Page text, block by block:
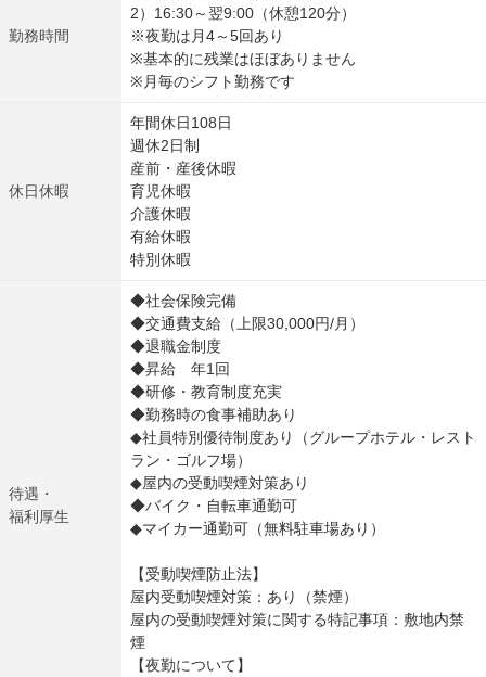
勤務時間
2）16:30～翌9:00（休憩120分）
※夜勤は月4～5回あり
※基本的に残業はほぼありません
※月毎のシフト勤務です
休日休暇
年間休日108日
週休2日制
産前・産後休暇
育児休暇
介護休暇
有給休暇
特別休暇
待遇・
福利厚生
◆社会保険完備
◆交通費支給（上限30,000円/月）
◆退職金制度
◆昇給 年1回
◆研修・教育制度充実
◆勤務時の食事補助あり
◆社員特別優待制度あり（グループホテル・レスト
ラン・ゴルフ場）
◆屋内の受動喫煙対策あり
◆バイク・自転車通勤可
◆マイカー通勤可（無料駐車場あり）
【受動喫煙防止法】
屋内受動喫煙対策：あり（禁煙）
屋内の受動喫煙対策に関する特記事項：敷地内禁
煙
【夜勤について】